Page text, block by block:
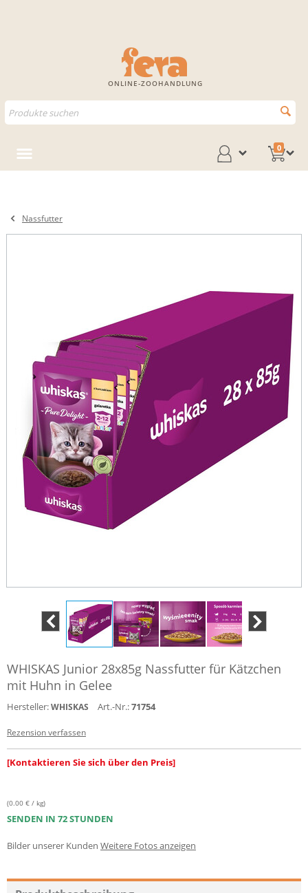
ONLINE-ZOOHANDLUNG
0
Nassfutter
WHISKAS Junior 28x85g Nassfutter für Kätzchen
mit Huhn in Gelee
Hersteller:WHISKAS Art.-Nr.:71754
Rezension verfassen
[Kontaktieren Sie sich über den Preis]
(0.00 € / kg)
SENDEN IN 72 STUNDEN
Bilder unserer Kunden Weitere Fotos anzeigen